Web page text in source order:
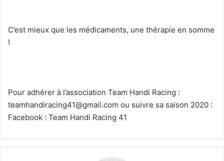
C’est mieux que les médicaments, une thérapie en somme
!
Pour adhérer à l’association Team Handi Racing :
teamhandiracing41@gmail.com ou suivre sa saison 2020 :
Facebook : Team Handi Racing 41